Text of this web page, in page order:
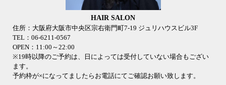
HAIR SALON
住所：大阪府大阪市中央区宗右衛門町7-19 ジュリハウスビル3F
TEL：06-6211-0567
OPEN：11:00～22:00
※19時以降のご予約は、日によっては受付していない場合もござい
ます。
予約枠が×になってましたらお電話にてご確認お願い致します。